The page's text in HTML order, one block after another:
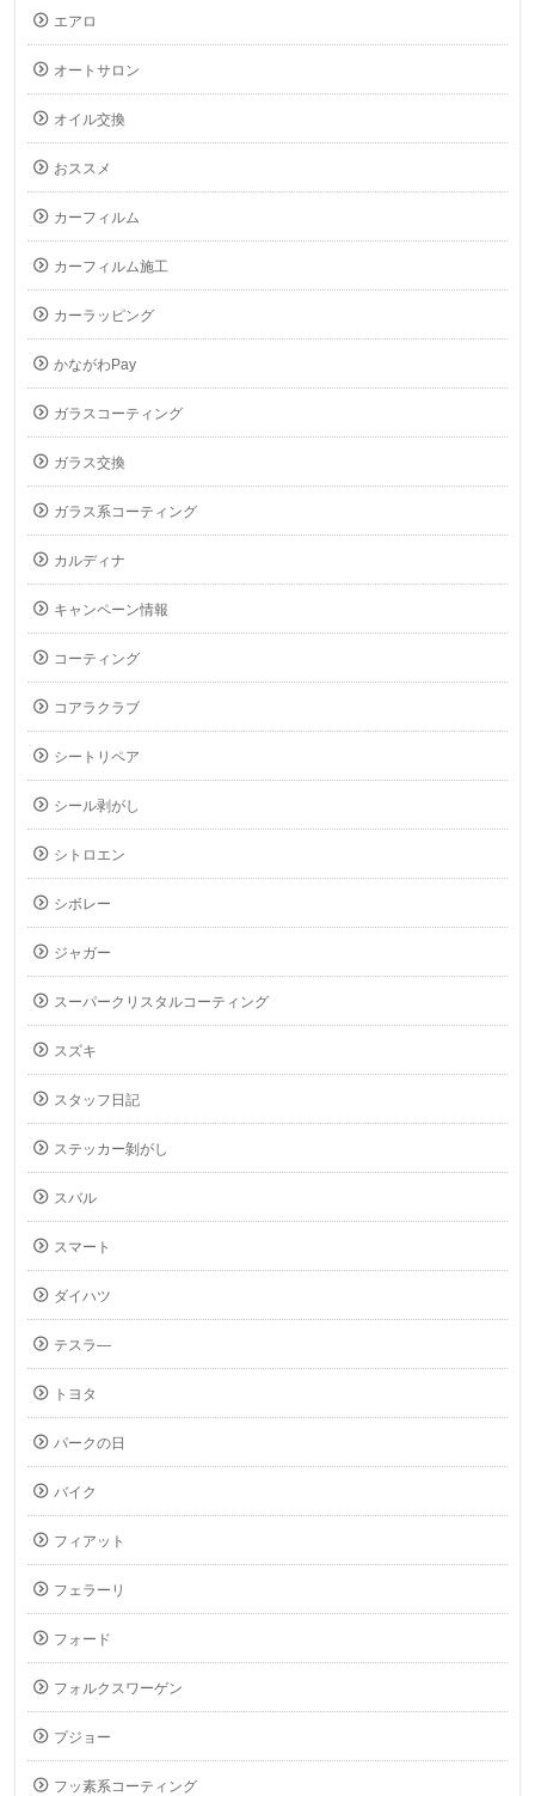
エアロ
オートサロン
オイル交換
おススメ
カーフィルム
カーフィルム施工
カーラッピング
かながわPay
ガラスコーティング
ガラス交換
ガラス系コーティング
カルディナ
キャンペーン情報
コーティング
コアラクラブ
シートリペア
シール剥がし
シトロエン
シボレー
ジャガー
スーパークリスタルコーティング
スズキ
スタッフ日記
ステッカー剝がし
スバル
スマート
ダイハツ
テスラ―
トヨタ
パークの日
バイク
フィアット
フェラーリ
フォード
フォルクスワーゲン
プジョー
フッ素系コーティング